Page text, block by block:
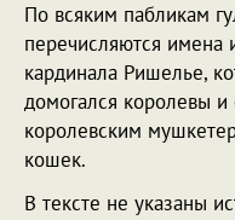
По всяким пабликам
перечисляются
кардинала Ришелье,
домогался королевы и
королевским
кошек.
В тексте не указаны